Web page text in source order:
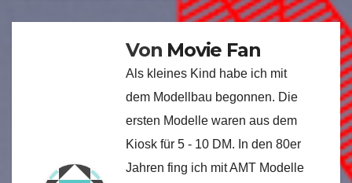
Von Movie Fan
Als kleines Kind habe ich mit
dem Modellbau begonnen. Die
ersten Modelle waren aus dem
Kiosk für 5 - 10 DM. In den 80er
Jahren fing ich mit AMT Modelle